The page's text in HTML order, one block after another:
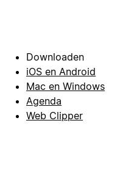
Downloaden
iOS en Android
Mac en Windows
Agenda
Web Clipper